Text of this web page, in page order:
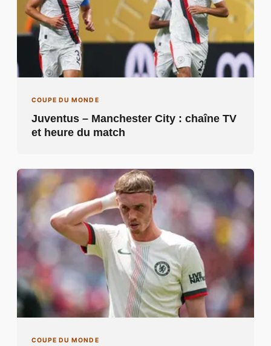
COUPE DU MONDE
Juventus – Manchester City : chaîne TV
et heure du match
COUPE DU MONDE